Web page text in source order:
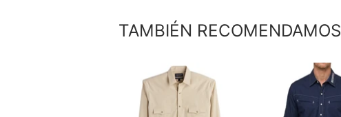
TAMBIÉN RECOMENDAMOS